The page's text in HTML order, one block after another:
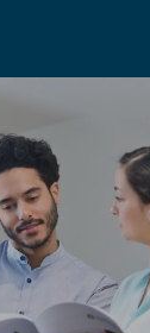
solutions